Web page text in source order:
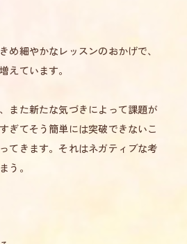
め細やかなレッスンのおかげで、
えています。
また新たな気づきによって課題が
ぎてそう簡単には突破できないこ
てきます。それはネガティブな考
う。